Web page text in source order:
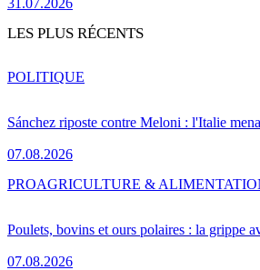
LES PLUS RÉCENTS
Sánchez riposte contre Meloni : l'Italie
07.08.2026
POLITIQUE
Poulets, bovins et ours polaires : la grippe
07.08.2026
PROAGRICULTURE &